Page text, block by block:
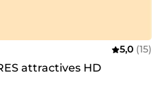
5,0 (15)
attractives HD